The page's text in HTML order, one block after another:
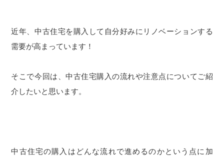
近年、中古住宅を購入して自分好みにリノベーションする
需要が高まっています！
そこで今回は、中古住宅購入の流れや注意点についてご紹
介したいと思います。
中古住宅の購入はどんな流れで進めるのかという点に加